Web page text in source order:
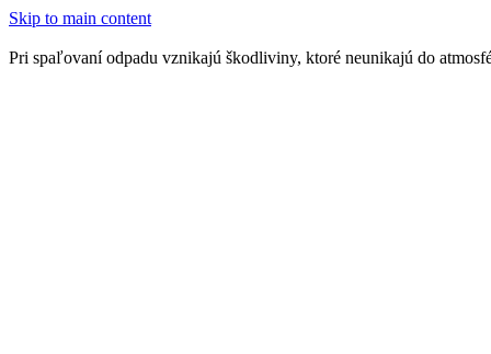
Skip to main content
Pri spaľovaní odpadu vznikajú škodliviny, ktoré neunikajú do